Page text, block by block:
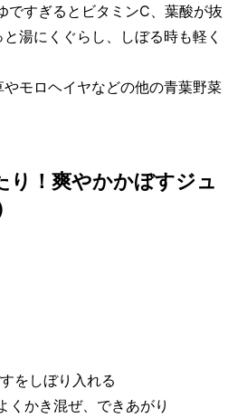
ですぎるとビタミンC、葉酸が抜
湯にくぐらし、しぼる時も軽く
モロヘイヤなどの他の青葉野菜
り！爽やかかぼすジュ
をしぼり入れる
かき混ぜ、できあがり